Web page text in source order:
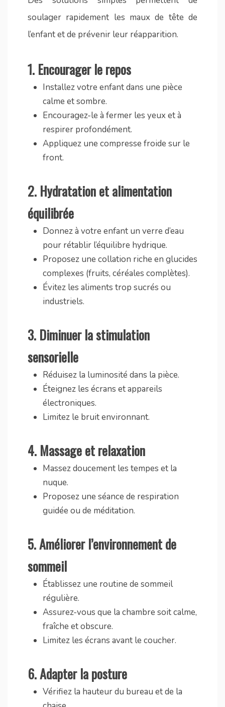
soulager rapidement les maux de tête de
l’enfant et de prévenir leur réapparition.
1. Encourager le repos
Installez votre enfant dans une pièce
calme et sombre.
Encouragez-le à fermer les yeux et à
respirer profondément.
Appliquez une compresse froide sur le
front.
2. Hydratation et alimentation
équilibrée
Donnez à votre enfant un verre d’eau
pour rétablir l’équilibre hydrique.
Proposez une collation riche en glucides
complexes (fruits, céréales complètes).
Évitez les aliments trop sucrés ou
industriels.
3. Diminuer la stimulation
sensorielle
Réduisez la luminosité dans la pièce.
Éteignez les écrans et appareils
électroniques.
Limitez le bruit environnant.
4. Massage et relaxation
Massez doucement les tempes et la
nuque.
Proposez une séance de respiration
guidée ou de méditation.
5.Améliorer l’environnement de
sommeil
Établissez une routine de sommeil
régulière.
Assurez-vous que la chambre soit calme,
fraîche et obscure.
Limitez les écrans avant le coucher.
6.Adapter la posture
Vérifiez la hauteur du bureau et de la